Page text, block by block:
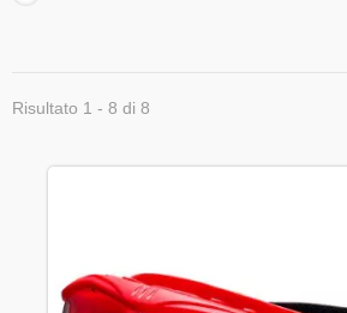
Risultato 1 - 8 di 8